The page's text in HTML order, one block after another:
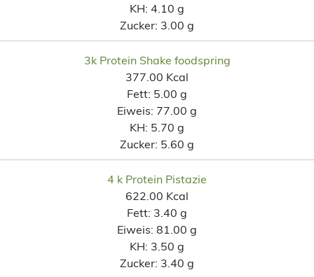
KH: 4.10 g
Zucker: 3.00 g
3k Protein Shake foodspring
377.00 Kcal
Fett: 5.00 g
Eiweis: 77.00 g
KH: 5.70 g
Zucker: 5.60 g
4 k Protein Pistazie
622.00 Kcal
Fett: 3.40 g
Eiweis: 81.00 g
KH: 3.50 g
Zucker: 3.40 g